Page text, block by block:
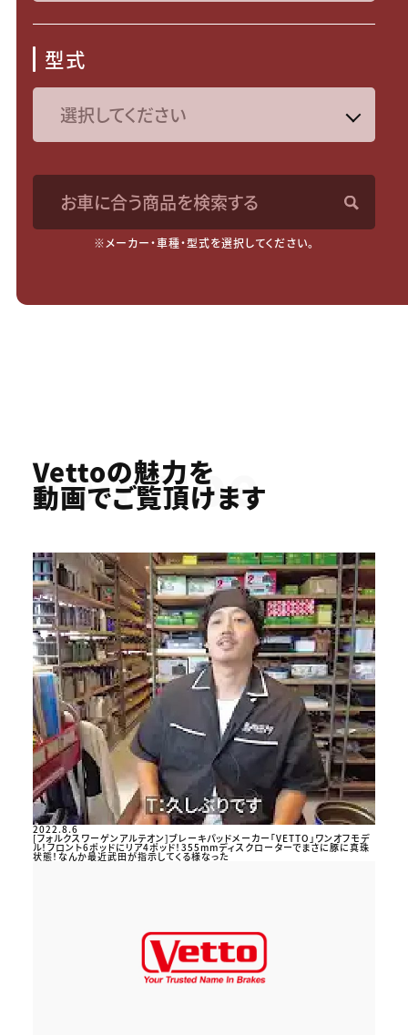
型式
お車に合う商品を検索する
※メーカー・車種・型式を選択してください。
Youtube
Vettoの魅力を
動画でご覧頂けます
2022.8.6
[フォルクスワーゲンアルテオン]ブレーキパッドメーカー「VETTO」ワンオフモデ
ル！フロント6ポッドにリア4ポッド！355mmディスクローターでまさに豚に真珠
状態！なんか最近武田が指示してくる様なった